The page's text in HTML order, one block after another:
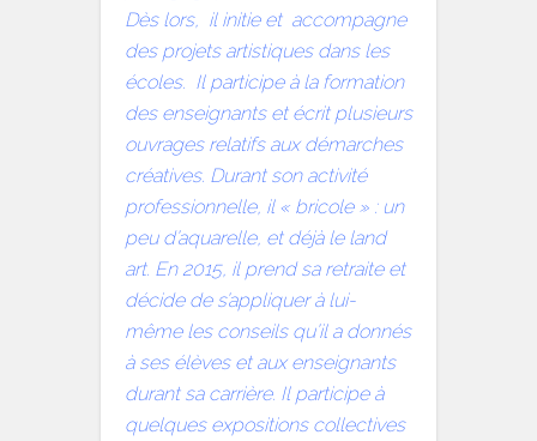
Dès lors, il initie et accompagne
des projets artistiques dans les
écoles.
Il participe à la formation
des enseignants et écrit plusieurs
ouvrages relatifs aux démarches
créatives. Durant son activité
professionnelle, il « bricole » : un
peu d’aquarelle, et déjà le land
art. En 2015, il prend sa retraite et
décide de s’appliquer à lui-
même les conseils qu’il a donnés
à ses élèves et aux enseignants
durant sa carrière. Il participe à
quelques expositions collectives